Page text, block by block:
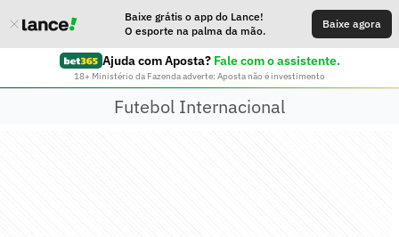
Baixe grátis o app do Lance!
O esporte na palma da mão.
Baixe agora
Ajuda com Aposta? Fale com o assistente.
18+ Ministério da Fazenda adverte: Aposta não é investimento
Futebol Internacional